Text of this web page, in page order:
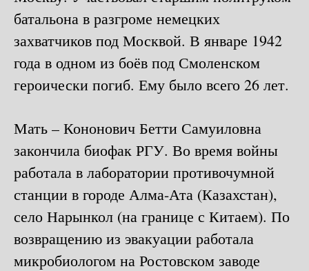
батальона в разгроме немецких
захватчиков под Москвой. В январе 1942
года в одном из боёв под Смоленском
героически погиб. Ему было всего 26 лет.
Мать – Кононович Бетти Самуиловна
закончила биофак РГУ. Во время войны
работала в лаборатории противочумной
станции в городе Алма-Ата (Казахстан),
село Нарынкол (на границе с Китаем). По
возвращению из эвакуации работала
микробиологом на Ростовском заводе